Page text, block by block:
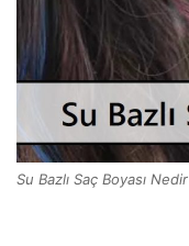
Su Bazlı Saç Boyası Nedir